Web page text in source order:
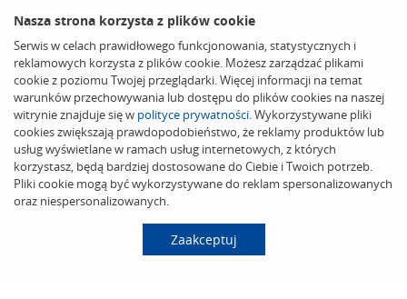
Nasza strona korzysta z plików cookie
Serwis w celach prawidłowego funkcjonowania, statystycznych i
reklamowych korzysta z plików cookie. Możesz zarządzać plikami
cookie z poziomu Twojej przeglądarki. Więcej informacji na temat
warunków przechowywania lub dostępu do plików cookies na naszej
witrynie znajduje się w polityce prywatności. Wykorzystywane pliki
cookies zwiększają prawdopodobieństwo, że reklamy produktów lub
usług wyświetlane w ramach usług internetowych, z których
korzystasz, będą bardziej dostosowane do Ciebie i Twoich potrzeb.
Pliki cookie mogą być wykorzystywane do reklam spersonalizowanych
oraz niespersonalizowanych.
Zaakceptuj